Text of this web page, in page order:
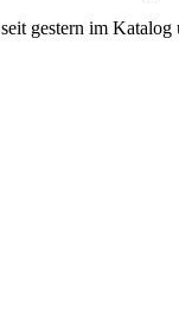
gestern im